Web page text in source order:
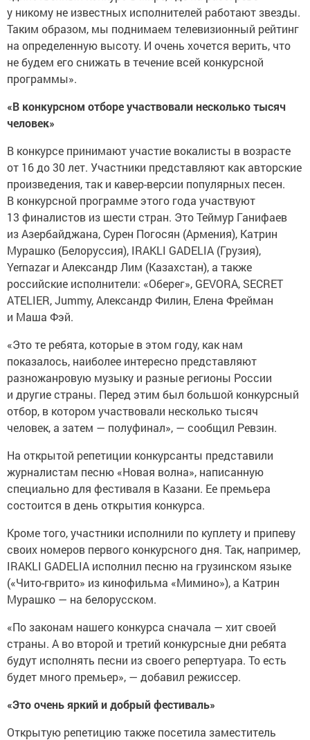
у никому не известных исполнителей работают звезды.
Таким образом, мы поднимаем телевизионный рейтинг
на определенную высоту. И очень хочется верить, что
не будем его снижать в течение всей конкурсной
программы».
«В конкурсном отборе участвовали несколько тысяч
человек»
В конкурсе принимают участие вокалисты в возрасте
от 16 до 30 лет. Участники представляют как авторские
произведения, так и кавер-версии популярных песен.
В конкурсной программе этого года участвуют
13 финалистов из шести стран. Это Теймур Ганифаев
из Азербайджана, Сурен Погосян (Армения), Катрин
Мурашко (Белоруссия), IRAKLI GADELIA (Грузия),
Yernazar и Александр Лим (Казахстан), а также
российские исполнители: «Оберег», GEVORA, SECRET
ATELIER, Jummy, Александр Филин, Елена Фрейман
и Маша Фэй.
«Это те ребята, которые в этом году, как нам
показалось, наиболее интересно представляют
разножанровую музыку и разные регионы России
и другие страны. Перед этим был большой конкурсный
отбор, в котором участвовали несколько тысяч
человек, а затем — полуфинал», — сообщил Ревзин.
На открытой репетиции конкурсанты представили
журналистам песню «Новая волна», написанную
специально для фестиваля в Казани. Ее премьера
состоится в день открытия конкурса.
Кроме того, участники исполнили по куплету и припеву
своих номеров первого конкурсного дня. Так, например,
IRAKLI GADELIA исполнил песню на грузинском языке
(«Чито-гврито» из кинофильма «Мимино»), а Катрин
Мурашко — на белорусском.
«По законам нашего конкурса сначала — хит своей
страны. А во второй и третий конкурсные дни ребята
будут исполнять песни из своего репертуара. То есть
будет много премьер», — добавил режиссер.
«Это очень яркий и добрый фестиваль»
Открытую репетицию также посетила заместитель